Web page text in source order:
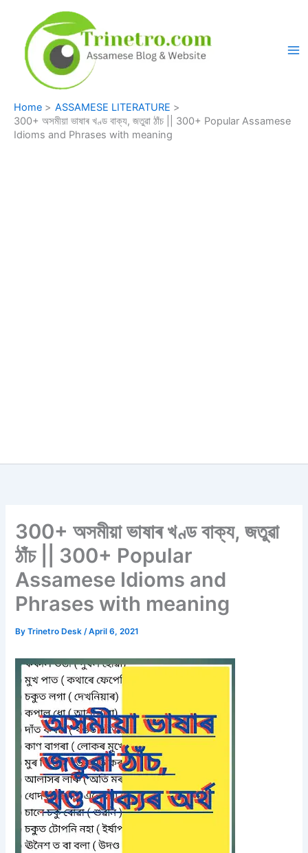
content
Home
ASSAMESE LITERATURE
300+ অসমীয়া ভাষাৰ খণ্ড বাক্য, জতুৱা ঠাঁচ || 300+ Popular Assamese
Idioms and Phrases with meaning
300+ অসমীয়া ভাষাৰ খণ্ড বাক্য, জতুৱা
ঠাঁচ || 300+ Popular
Assamese Idioms and
Phrases with meaning
ByTrinetro Desk/April 6, 2021